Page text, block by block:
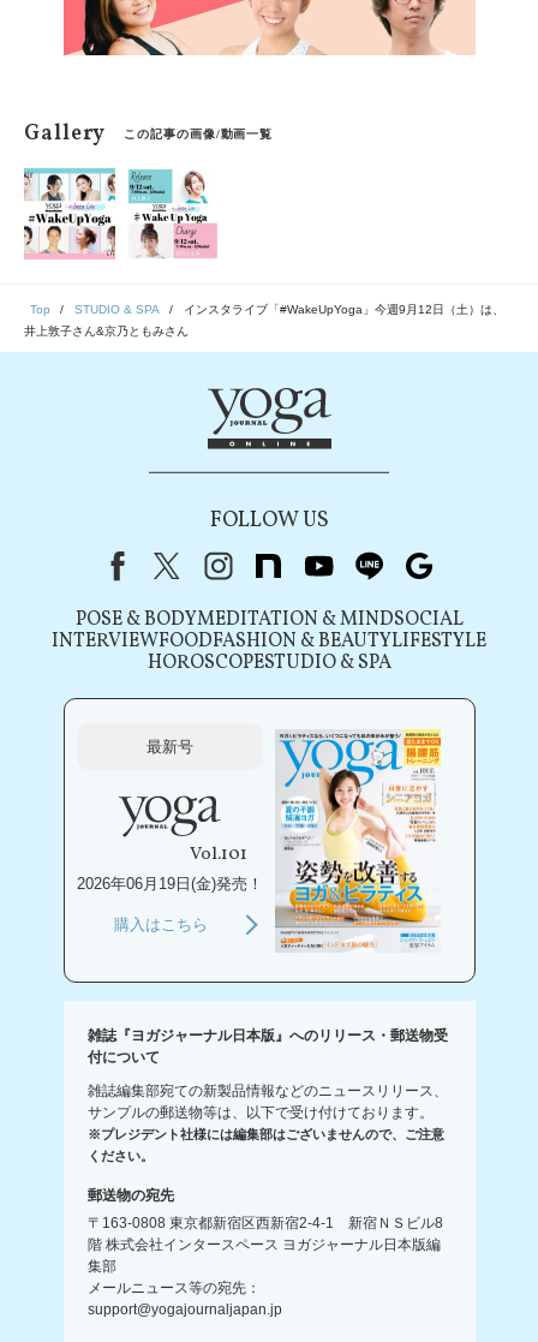
Gallery この記事の画像/動画一覧
Top STUDIO & SPA
インスタライブ「#WakeUpYoga」今週9月12日（土）は、
井上敦子さん&京乃ともみさん
FOLLOW US
FacebookX（旧Twitter）
instagram
note youtubeline
POSE & BODYMEDITATION & MINDSOCIAL
INTERVIEWFOODFASHION & BEAUTYLIFESTYLE
HOROSCOPESTUDIO & SPA
最新号
Vol.101
2026年06月19日(金)発売！
購入はこちら
雑誌『ヨガジャーナル日本版』へのリリース・郵送物受
付について
雑誌編集部宛ての新製品情報などのニュースリリース、
サンプルの郵送物等は、以下で受け付けております。
※プレジデント社様には編集部はございませんので、ご注意
ください。
郵送物の宛先
〒163-0808 東京都新宿区西新宿2-4-1 新宿ＮＳビル8
階 株式会社インタースペース ヨガジャーナル日本版編
集部
メールニュース等の宛先：
support@yogajournaljapan.jp